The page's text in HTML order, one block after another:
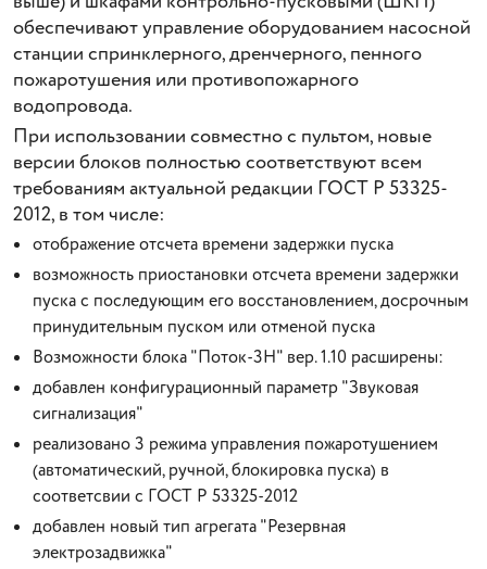
обеспечивают управление оборудованием насосной
станции спринклерного, дренчерного, пенного
пожаротушения или противопожарного
водопровода.
При использовании совместно с пультом, новые
версии блоков полностью соответствуют всем
требованиям актуальной редакции ГОСТ Р 53325-
2012, в том числе:
отображение отсчета времени задержки пуска
возможность приостановки отсчета времени задержки
пуска с последующим его восстановлением, досрочным
принудительным пуском или отменой пуска
Возможности блока "Поток-3Н" вер. 1.10 расширены:
добавлен конфигурационный параметр "Звуковая
сигнализация"
реализовано 3 режима управления пожаротушением
(автоматический, ручной, блокировка пуска) в
соответсвии с ГОСТ Р 53325-2012
добавлен новый тип агрегата "Резервная
электрозадвижка"